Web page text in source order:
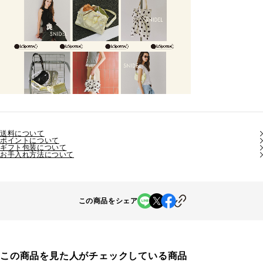
送料について
ポイントについて
ギフト包装について
お手入れ方法について
この商品をシェア
この商品を見た人がチェックしている商品